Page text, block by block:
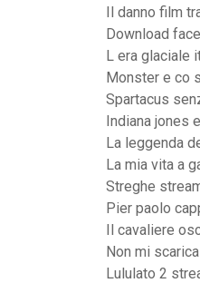
Il danno film
Download
L era glaciale
Monster e co
Spartacus
Indiana jones
La leggenda
La mia vita a
Streghe
Pier paolo
Il cavaliere
Non mi
Lululato 2